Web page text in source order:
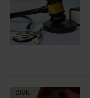
CIVIL